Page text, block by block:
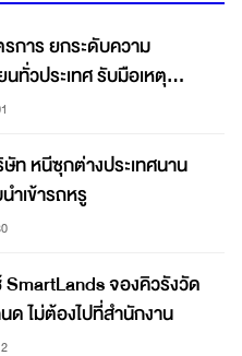
การ ยกระดับความ
ทั่วประเทศ รับมือเหตุ
ท หนีซุกต่างประเทศนาน
เข้ารถหรู
SmartLands จองคิวรังวัด
ด ไม่ต้องไปที่สำนักงาน